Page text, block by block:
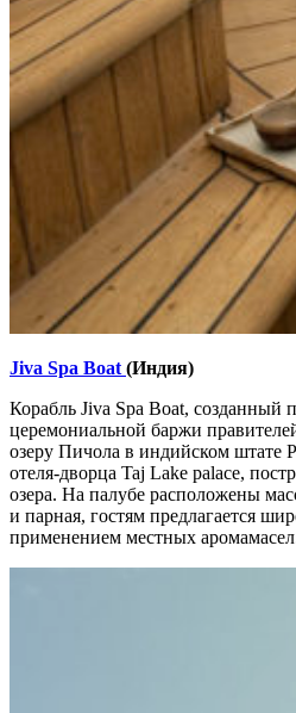
Jiva Spa Boat (Индия)
Корабль Jiva Spa Boat, созданный
церемониальной баржи
озеру Пичола в индийском штате
отеля-дворца Taj Lake palace,
озера. На палубе расположены
и парная, гостям предлагается
применением местных